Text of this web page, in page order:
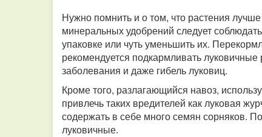
Нужно помнить и о том, что растения
минеральных удобрений следует
упаковке или чуть уменьшить их.
рекомендуется подкармливать
заболевания и даже гибель луковиц.
Кроме того, разлагающийся навоз,
привлечь таких вредителей как луковая
содержать в себе много семян сорняков.
луковичные.